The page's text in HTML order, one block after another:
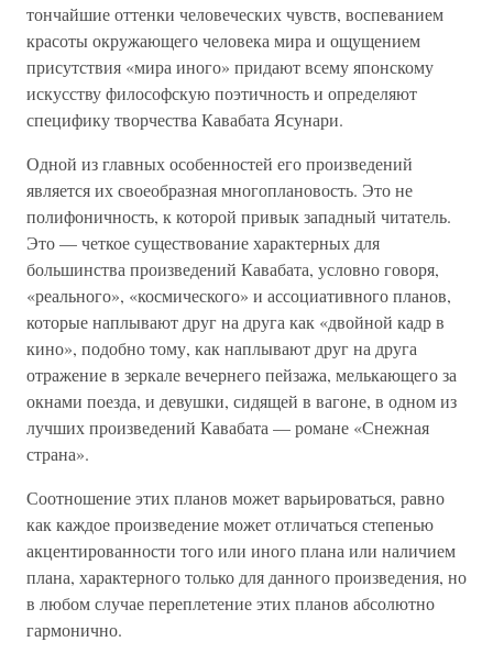
тончайшие оттенки человеческих чувств, воспеванием
красоты окружающего человека мира и ощущением
присутствия «мира иного» придают всему японскому
искусству философскую поэтичность и определяют
специфику творчества Кавабата Ясунари.
Одной из главных особенностей его произведений
является их своеобразная многоплановость. Это не
полифоничность, к которой привык западный читатель.
Это — четкое существование характерных для
большинства произведений Кавабата, условно говоря,
«реального», «космического» и ассоциативного планов,
которые наплывают друг на друга как «двойной кадр в
кино», подобно тому, как наплывают друг на друга
отражение в зеркале вечернего пейзажа, мелькающего за
окнами поезда, и девушки, сидящей в вагоне, в одном из
лучших произведений Кавабата — романе «Снежная
страна».
Соотношение этих планов может варьироваться, равно
как каждое произведение может отличаться степенью
акцентированности того или иного плана или наличием
плана, характерного только для данного произведения, но
в любом случае переплетение этих планов абсолютно
гармонично.